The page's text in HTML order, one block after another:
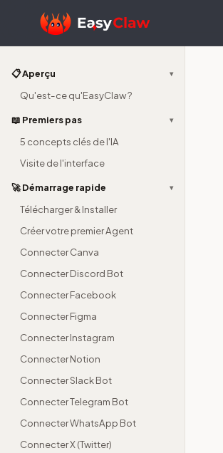
📋 Aperçu ▾
Qu'est-ce qu'EasyClaw ?
📖 Premiers pas ▾
5 concepts clés de l'IA
Visite de l'interface
🚀 Démarrage rapide ▾
Télécharger & Installer
Créer votre premier Agent
Connecter Canva
Connecter Discord Bot
Connecter Facebook
Connecter Figma
Connecter Instagram
Connecter Notion
Connecter Slack Bot
Connecter Telegram Bot
Connecter WhatsApp Bot
Connecter X (Twitter)